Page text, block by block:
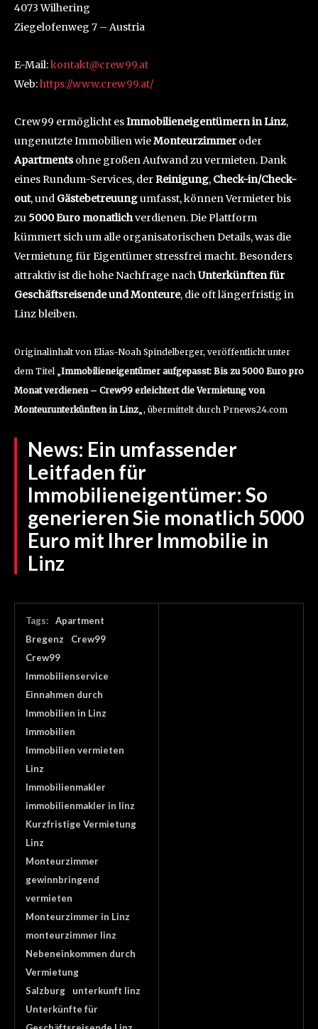
4073 Wilhering
Ziegelofenweg 7 – Austria
E-Mail:kontakt@crew99.at
Web:https://www.crew99.at/
Crew99 ermöglicht esImmobilieneigentümern in Linz,
ungenutzte Immobilien wieMonteurzimmer oder
Apartmentsohne großen Aufwand zu vermieten. Dank
eines Rundum-Services, derReinigung, Check-in/Check-
out, und Gästebetreuungumfasst, können Vermieter bis
zu 5000 Euro monatlichverdienen. Die Plattform
kümmert sich um alle organisatorischen Details, was die
Vermietung für Eigentümer stressfrei macht. Besonders
attraktiv ist die hohe Nachfrage nachUnterkünften für
Geschäftsreisende und Monteure, die oft längerfristig in
Linz bleiben.
Originalinhalt von Elias-Noah Spindelberger, veröffentlicht unter
dem Titel „ Immobilieneigentümer aufgepasst: Bis zu 5000 Euro pro
Monat verdienen – Crew99 erleichtert die Vermietung von
Monteurunterkünften in Linz „, übermittelt durch Prnews24.com
News: Ein umfassender
Leitfaden für
Immobilieneigentümer: So
generieren Sie monatlich 5000
Euro mit Ihrer Immobilie in
Linz
Tags:
Apartment
Bregenz
Crew99
Crew99
Immobilienservice
Einnahmen durch
Immobilien in Linz
Immobilien
Immobilien vermieten
Linz
Immobilienmakler
immobilienmakler in linz
Kurzfristige Vermietung
Linz
Monteurzimmer
gewinnbringend
vermieten
Monteurzimmer in Linz
monteurzimmer linz
Nebeneinkommen durch
Vermietung
Salzburg
unterkunft linz
Unterkünfte für